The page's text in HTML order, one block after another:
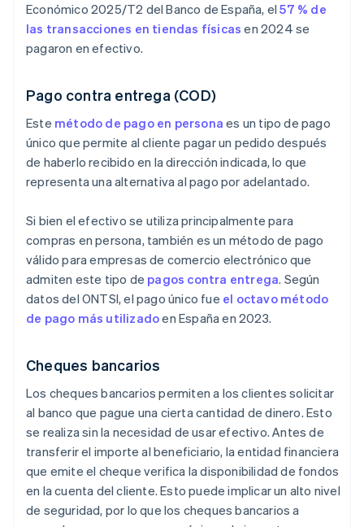
Económico 2025/T2 del Banco de España, el57 % de
las transacciones en tiendas físicas en 2024 se
pagaron en efectivo.
Pago contra entrega (COD)
Este método de pago en persona es un tipo de pago
único que permite al cliente pagar un pedido después
de haberlo recibido en la dirección indicada, lo que
representa una alternativa al pago por adelantado.
Si bien el efectivo se utiliza principalmente para
compras en persona, también es un método de pago
válido para empresas de comercio electrónico que
admiten este tipo de pagos contra entrega. Según
datos del ONTSI, el pago único fue el octavo método
de pago más utilizadoen España en 2023.
Cheques bancarios
Los cheques bancarios permiten a los clientes solicitar
al banco que pague una cierta cantidad de dinero. Esto
se realiza sin la necesidad de usar efectivo. Antes de
transferir el importe al beneficiario, la entidad financiera
que emite el cheque verifica la disponibilidad de fondos
en la cuenta del cliente. Esto puede implicar un alto nivel
de seguridad, por lo que los cheques bancarios a